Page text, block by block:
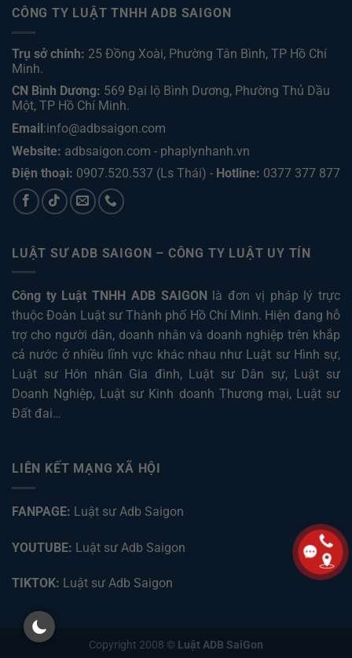
CÔNG TY LUẬT TNHH ADB SAIGON
Trụ sở chính: 25 Đồng Xoài, Phường Tân Bình, TP Hồ Chí
Minh.
CN Bình Dương: 569 Đại lộ Bình Dương, Phường Thủ Dầu
Một, TP Hồ Chí Minh.
Email:info@adbsaigon.com
Website: adbsaigon.com - phaplynhanh.vn
Điện thoại: 0907.520.537 (Ls Thái) - Hotline: 0377 377 877
LUẬT SƯ ADB SAIGON – CÔNG TY LUẬT UY TÍN
Công ty Luật TNHH ADB SAIGON
là đơn vị pháp lý trực
thuộc Đoàn Luật sư Thành phố Hồ Chí Minh. Hiện đang hỗ
trợ cho người dân, doanh nhân và doanh nghiệp trên khắp
cả nước ở nhiều lĩnh vực khác nhau như Luật sư Hình sự,
Luật sư Hôn nhân Gia đình, Luật sư Dân sự, Luật sư
Doanh Nghiệp, Luật sư Kinh doanh Thương mại, Luật sư
Đất đai…
LIÊN KẾT MẠNG XÃ HỘI
FANPAGE: Luật sư Adb Saigon
YOUTUBE: Luật sư Adb Saigon
TIKTOK: Luật sư Adb Saigon
Copyright 2008 © Luật ADB SaiGon